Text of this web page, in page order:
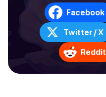
Facebook
Twitter / X
Reddit